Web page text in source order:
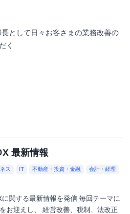
として日々お客さまの業務改善の
く
最新情報
ス IT 不動産・投資・金融
会計・経理
関する最新情報を発信 毎回テーマに
お迎えし、 経営改善、税制、法改正